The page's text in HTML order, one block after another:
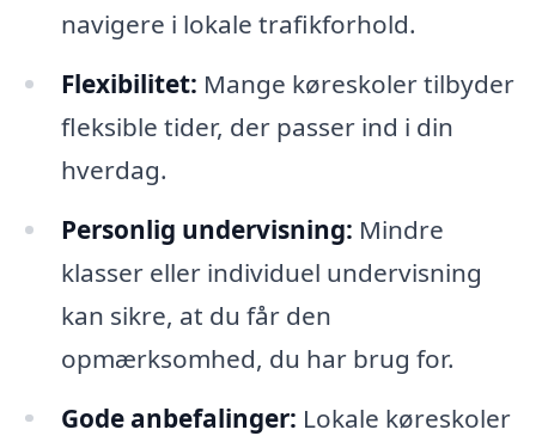
navigere i lokale trafikforhold.
Flexibilitet: Mange køreskoler tilbyder
fleksible tider, der passer ind i din
hverdag.
Personlig undervisning: Mindre
klasser eller individuel undervisning
kan sikre, at du får den
opmærksomhed, du har brug for.
Gode anbefalinger: Lokale køreskoler